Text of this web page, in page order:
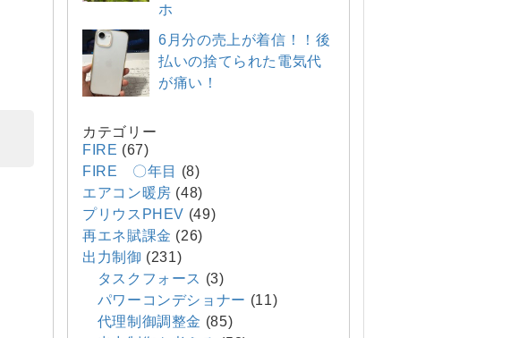
ホ
6月分の売上が着信！！後
払いの捨てられた電気代
が痛い！
カテゴリー
FIRE (67)
FIRE 〇年目
(8)
エアコン暖房 (48)
プリウスPHEV (49)
再エネ賦課金 (26)
出力制御 (231)
タスクフォース (3)
パワーコンデショナー (11)
代理制御調整金 (85)